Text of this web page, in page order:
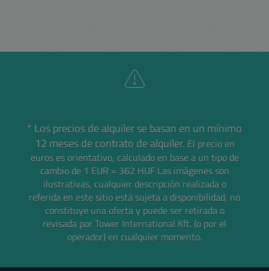
* Los precios de alquiler se basan en un mínimo
12 meses de contrato de alquiler. El precio en
euros es orientativo, calculado en base a un tipo de
cambio de 1 EUR = 362 HUF Las imágenes son
ilustrativas, cualquier descripción realizada o
referida en este sitio está sujeta a disponibilidad, no
constituye una oferta y puede ser retirada o
revisada por Tower International Kft. (o por el
operador) en cualquier momento.